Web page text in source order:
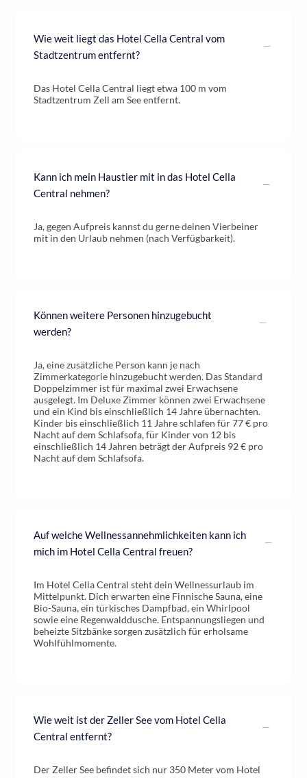
Wie weit liegt das Hotel Cella Central vom
Stadtzentrum entfernt?
Das Hotel Cella Central liegt etwa 100 m vom
Stadtzentrum Zell am See entfernt.
Kann ich mein Haustier mit in das Hotel Cella
Central nehmen?
Ja, gegen Aufpreis kannst du gerne deinen Vierbeiner
mit in den Urlaub nehmen (nach Verfügbarkeit).
Können weitere Personen hinzugebucht
werden?
Ja, eine zusätzliche Person kann je nach
Zimmerkategorie hinzugebucht werden. Das Standard
Doppelzimmer ist für maximal zwei Erwachsene
ausgelegt. Im Deluxe Zimmer können zwei Erwachsene
und ein Kind bis einschließlich 14 Jahre übernachten.
Kinder bis einschließlich 11 Jahre schlafen für 77 € pro
Nacht auf dem Schlafsofa, für Kinder von 12 bis
einschließlich 14 Jahren beträgt der Aufpreis 92 € pro
Nacht auf dem Schlafsofa.
Auf welche Wellnessannehmlichkeiten kann ich
mich im Hotel Cella Central freuen?
Im Hotel Cella Central steht dein Wellnessurlaub im
Mittelpunkt. Dich erwarten eine Finnische Sauna, eine
Bio-Sauna, ein türkisches Dampfbad, ein Whirlpool
sowie eine Regenwalddusche. Entspannungsliegen und
beheizte Sitzbänke sorgen zusätzlich für erholsame
Wohlfühlmomente.
Wie weit ist der Zeller See vom Hotel Cella
Central entfernt?
Der Zeller See befindet sich nur 350 Meter vom Hotel